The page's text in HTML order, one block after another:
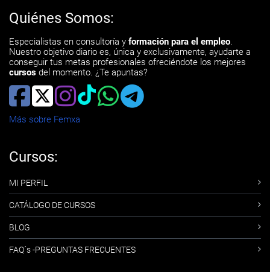
Quiénes Somos:
Especialistas en consultoría y formación para el empleo.
Nuestro objetivo diario es, única y exclusivamente, ayudarte a
conseguir tus metas profesionales ofreciéndote los mejores
cursos del momento. ¿Te apuntas?
Más sobre Femxa
Cursos:
MI PERFIL
CATÁLOGO DE CURSOS
BLOG
FAQ´s -PREGUNTAS FRECUENTES